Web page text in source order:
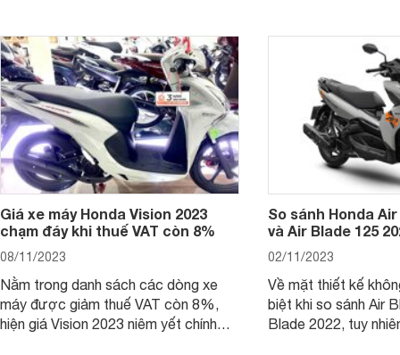
Giá xe máy Honda Vision 2023
chạm đáy khi thuế VAT còn 8%
08/11/2023
Nằm trong danh sách các dòng xe
máy được giảm thuế VAT còn 8%,
hiện giá Vision 2023 niêm yết chính
So sánh Honda
và Air Blade 125
02/11/2023
Về mặt thiết kế
biệt khi so sánh Air
Blade 2022, tuy